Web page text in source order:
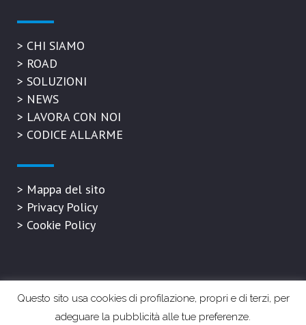
> CHI SIAMO
> ROAD
> SOLUZIONI
> NEWS
> LAVORA CON NOI
> CODICE ALLARME
> Mappa del sito
> Privacy Policy
> Cookie Policy
P.IVA 05895520657 | Refresh Cold S.r.l. © 2020 All Rights Reserved |
Questo sito usa cookies di profilazione, propri e di terzi, per
adeguare la pubblicità alle tue preferenze.